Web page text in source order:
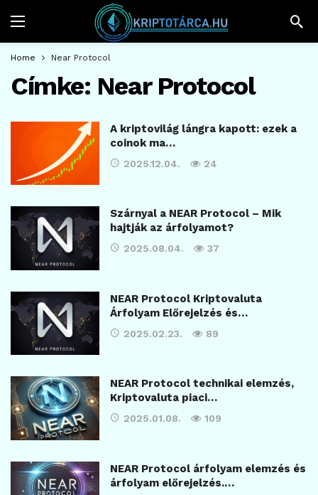
Home Near Protocol
Címke: Near Protocol
A kriptovilág lángra kapott: ezek a
coinok ma…
2025.12.04. 24
Szárnyal a NEAR Protocol – Mik
hajtják az árfolyamot?
2025.08.04. 37
NEAR Protocol Kriptovaluta
Árfolyam Előrejelzés és…
2025.02.23. 89
NEAR Protocol technikai elemzés,
Kriptovaluta piaci…
2025.01.08. 109
NEAR Protocol árfolyam elemzés és
árfolyam előrejelzés.…